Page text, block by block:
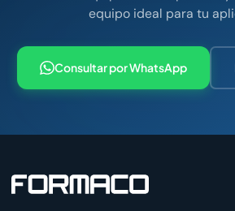
equipo ideal para tu
Consultar por WhatsApp